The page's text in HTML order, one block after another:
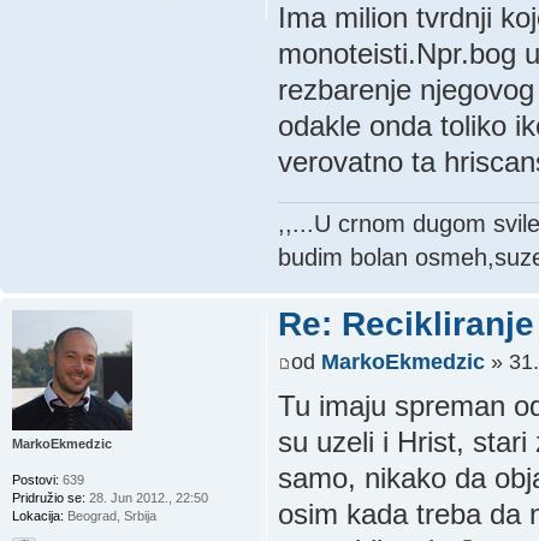
Ima milion tvrdnji
monoteisti.Npr.bog
rezbarenje
odakle onda toliko
verovatno ta
,,...U crnom dugom
budim bolan
Re:
od MarkoEkmedzic» 31.
Tu imaju spreman
su uzeli i Hrist, stari
samo, nikako da
osim kada treba da
MarkoEkmedzic
Postovi: 639
Pridružio se: 28. Jun 2012., 22:50
Lokacija: Beograd, Srbija